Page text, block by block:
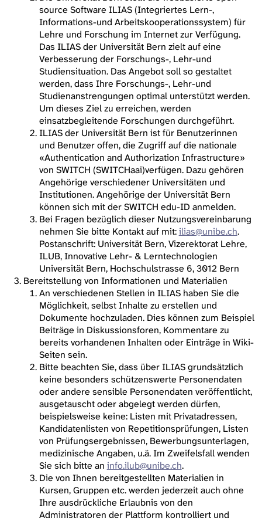
source Software ILIAS (Integriertes Lern-,
Informations-und Arbeitskooperationssystem) für
Lehre und Forschung im Internet zur Verfügung.
Das ILIAS der Universität Bern zielt auf eine
Verbesserung der Forschungs-, Lehr-und
Studiensituation. Das Angebot soll so gestaltet
werden, dass Ihre Forschungs-, Lehr-und
Studienanstrengungen optimal unterstützt werden.
Um dieses Ziel zu erreichen, werden
einsatzbegleitende Forschungen durchgeführt.
ILIAS der Universität Bern ist für Benutzerinnen
und Benutzer offen, die Zugriff auf die nationale
«Authentication and Authorization Infrastructure»
von SWITCH (SWITCHaai)verfügen. Dazu gehören
Angehörige verschiedener Universitäten und
Institutionen. Angehörige der Universität Bern
können sich mit der SWITCH edu-ID anmelden.
Bei Fragen bezüglich dieser Nutzungsvereinbarung
nehmen Sie bitte Kontakt auf mit:ilias@unibe.ch.
Postanschrift: Universität Bern, Vizerektorat Lehre,
ILUB, Innovative Lehr- & Lerntechnologien
Universität Bern, Hochschulstrasse 6, 3012 Bern
Bereitstellung von Informationen und Materialien
An verschiedenen Stellen in ILIAS haben Sie die
Möglichkeit, selbst Inhalte zu erstellen und
Dokumente hochzuladen. Dies können zum Beispiel
Beiträge in Diskussionsforen, Kommentare zu
bereits vorhandenen Inhalten oder Einträge in Wiki-
Seiten sein.
Bitte beachten Sie, dass über ILIAS grundsätzlich
keine besonders schützenswerte Personendaten
oder andere sensible Personendaten veröffentlicht,
ausgetauscht oder abgelegt werden dürfen,
beispielsweise keine: Listen mit Privatadressen,
Kandidatenlisten von Repetitionsprüfungen, Listen
von Prüfungsergebnissen, Bewerbungsunterlagen,
medizinische Angaben, u.ä. Im Zweifelsfall wenden
Sie sich bitte an info.ilub@unibe.ch.
Die von Ihnen bereitgestellten Materialien in
Kursen, Gruppen etc. werden jederzeit auch ohne
Ihre ausdrückliche Erlaubnis von den
Administratoren der Plattform kontrolliert und